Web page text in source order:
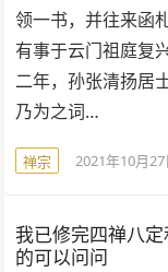
领一书，并往来函
有事于云门祖庭复
二年，孙张清扬居
乃为之词…
禅宗 2021年10月27
我已修完四禅八
的可以问问